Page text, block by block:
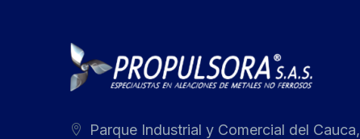
Parque Industrial y Comercial del Cauca,